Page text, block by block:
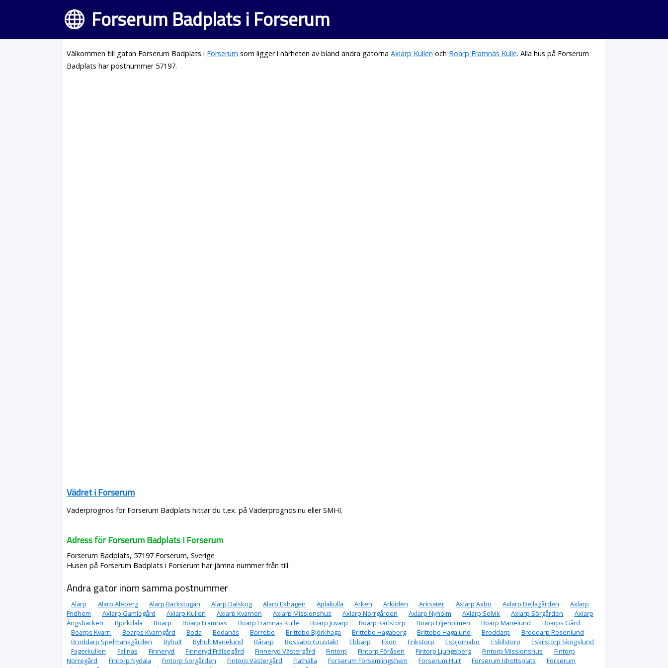
Forserum Badplats i Forserum
Välkommen till gatan Forserum Badplats i Forserum som ligger i närheten av bland andra gatornaAxlarp Kullen och Boarp Framnäs Kulle. Alla hus på Forserum
Badplats har postnummer 57197.
Vädret i Forserum
Väderprognos för Forserum Badplats hittar du t.ex. på Väderprognos.nu eller SMHI.
Adress för Forserum Badplats i Forserum
Forserum Badplats, 57197 Forserum, Sverige
Husen på Forserum Badplats i Forserum har jämna nummer från till .
Andra gator inom samma postnummer
Alarp Alarp Aleberg Alarp Backstugan Alarp Dalskog Alarp Ekhagen Aplakulla Arken Arkliden Arksäter Axlarp Axbo Axlarp Dejlagården
Axlarp
Fridhem
Axlarp Gamlegård Axlarp Kullen Axlarp Kvarnen Axlarp Missionshus Axlarp Norrgården Axlarp Nyholm Axlarp Solvik Axlarp Sörgården
Axlarp
Ängsbacken
Björkdala Boarp Boarp Framnäs Boarp Framnäs Kulle Boarp Juvarp Boarp Karlstorp Boarp Liljeholmen Boarp Marielund
Boarps Gård
Boarps Kvarn
Boarps Kvarngård Boda Bodanäs Borrebo Brittebo Björkhaga Brittebo Hagaberg Brittebo Hagalund Broddarp
Broddarp Rosenlund
Broddarp Spelmansgården
Byhult Byhult Marielund Bårarp Bössabo Grustäkt Ebbarp Ekön Erikstorp Esbjörnabo Eskilstorp
Eskilstorp Skogslund
Fagerkullen
Fallnäs Finneryd Finneryd Frälsegård Finneryd Västergård Fintorp Fintorp Föråsen Fintorp Ljungsberg Fintorp Missionshus
Fintorp
Norregård
Fintorp Nydala Fintorp Sörgården Fintorp Västergård Flathälla Forserum Församlingshem Forserum Hult Forserum Idrottsplats
Forserum